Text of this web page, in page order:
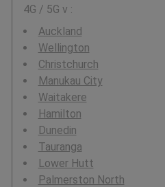
4G / 5G v :
Auckland
Wellington
Christchurch
Manukau City
Waitakere
Hamilton
Dunedin
Tauranga
Lower Hutt
Palmerston North